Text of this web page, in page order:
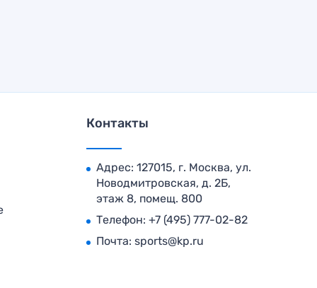
Контакты
Адрес: 127015, г. Москва, ул.
Новодмитровская, д. 2Б,
этаж 8, помещ. 800
Телефон: +7 (495) 777-02-82
Почта: sports@kp.ru